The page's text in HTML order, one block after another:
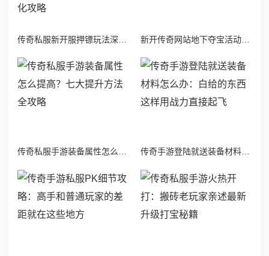
新开传奇网站地下夺宝活动攻略：地下夺宝技巧大全
传奇私服手游装备属性怎么提高？七大提升方法全攻略 传奇手游登陆就送装备材料怎么办：白给的东西这样用战力直接起飞